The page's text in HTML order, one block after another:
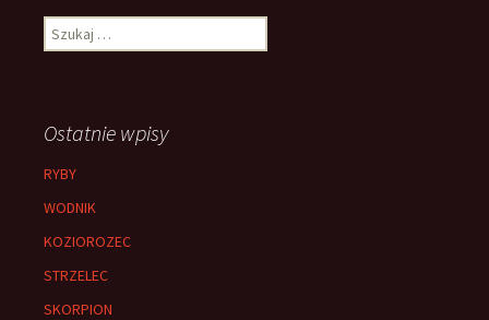
Szukaj:
Ostatnie wpisy
RYBY
WODNIK
KOZIOROZEC
STRZELEC
SKORPION